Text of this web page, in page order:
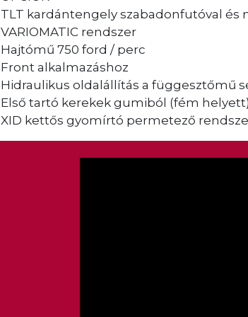
TLT kardántengely szabadonfutóval és
VARIOMATIC rendszer
Hajtómű 750 ford / perc
Front alkalmazáshoz
Hidraulikus oldalállítás a függesztőmű
Első tartó kerekek gumiból (fém helyett)
XID kettős gyomírtó permetező